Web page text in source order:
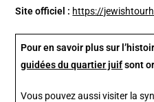
Site officiel : https://
Pour en savoir plus sur
guidées du quartier juifsont
Vous pouvez aussi visiter la